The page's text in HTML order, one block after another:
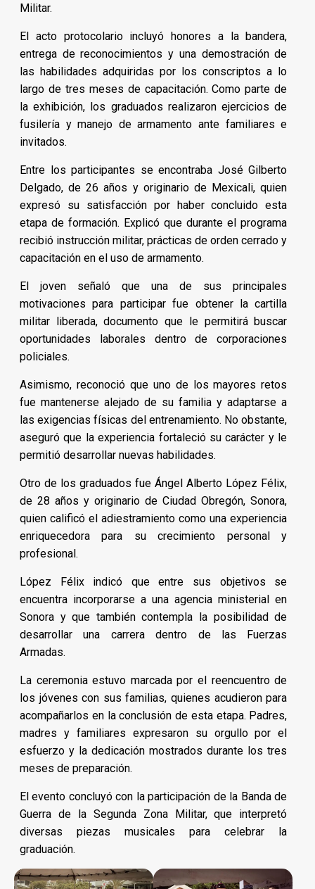
Militar.
El acto protocolario incluyó honores a la bandera,
entrega de reconocimientos y una demostración de
las habilidades adquiridas por los conscriptos a lo
largo de tres meses de capacitación. Como parte de
la exhibición, los graduados realizaron ejercicios de
fusilería y manejo de armamento ante familiares e
invitados.
Entre los participantes se encontraba José Gilberto
Delgado, de 26 años y originario de Mexicali, quien
expresó su satisfacción por haber concluido esta
etapa de formación. Explicó que durante el programa
recibió instrucción militar, prácticas de orden cerrado y
capacitación en el uso de armamento.
El joven señaló que una de sus principales
motivaciones para participar fue obtener la cartilla
militar liberada, documento que le permitirá buscar
oportunidades laborales dentro de corporaciones
policiales.
Asimismo, reconoció que uno de los mayores retos
fue mantenerse alejado de su familia y adaptarse a
las exigencias físicas del entrenamiento. No obstante,
aseguró que la experiencia fortaleció su carácter y le
permitió desarrollar nuevas habilidades.
Otro de los graduados fue Ángel Alberto López Félix,
de 28 años y originario de Ciudad Obregón, Sonora,
quien calificó el adiestramiento como una experiencia
enriquecedora para su crecimiento personal y
profesional.
López Félix indicó que entre sus objetivos se
encuentra incorporarse a una agencia ministerial en
Sonora y que también contempla la posibilidad de
desarrollar una carrera dentro de las Fuerzas
Armadas.
La ceremonia estuvo marcada por el reencuentro de
los jóvenes con sus familias, quienes acudieron para
acompañarlos en la conclusión de esta etapa. Padres,
madres y familiares expresaron su orgullo por el
esfuerzo y la dedicación mostrados durante los tres
meses de preparación.
El evento concluyó con la participación de la Banda de
Guerra de la Segunda Zona Militar, que interpretó
diversas piezas musicales para celebrar la
graduación.